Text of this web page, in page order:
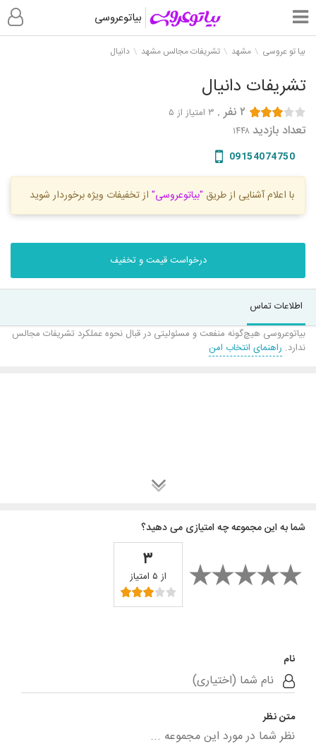
بیاتوعروسی
تشریفات دانیال
۲نفر. ۳ امتیاز از ۵
تعداد بازدید۱۴۴۸
09154074750
با اعلام آشنایی از طریق "بیاتوعروسی" از تخفیفات ویژه برخوردار شوید
درخواست قیمت و تخفیف
بیا تو عروسی مشهد تشریفات مجالس مشهد دانیال
اطلاعات تماس
شما به این مجموعه چه امتیازی می دهید؟
۳
از ۵ امتیاز
نام
متن نظر
بیاتوعروسی هیچ‌گونه منفعت و مسئولیتی در قبال نحوه عملکرد تشریفات مجالس
ندارد. راهنمای انتخاب امن